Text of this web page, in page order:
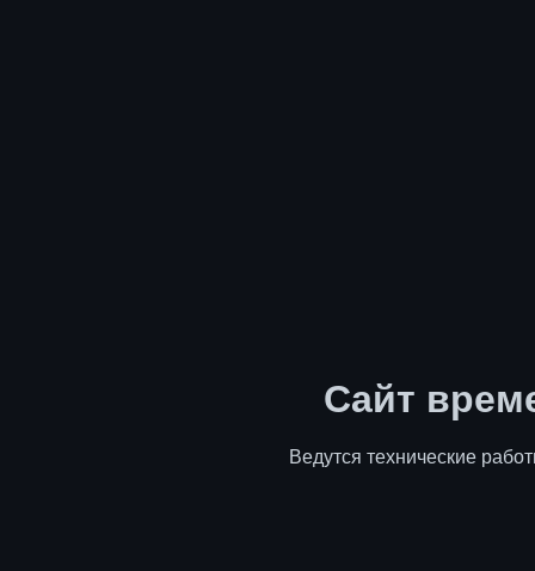
Сайт
Ведутся технические